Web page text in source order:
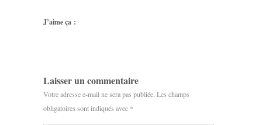
J’aime ça :
Laisser un commentaire
Votre adresse e-mail ne sera pas publiée. Les champs
obligatoires sont indiqués avec *